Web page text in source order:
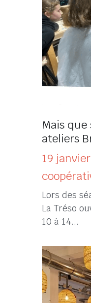
Mais que
ateliers
19
La Tréso
10 à 14...